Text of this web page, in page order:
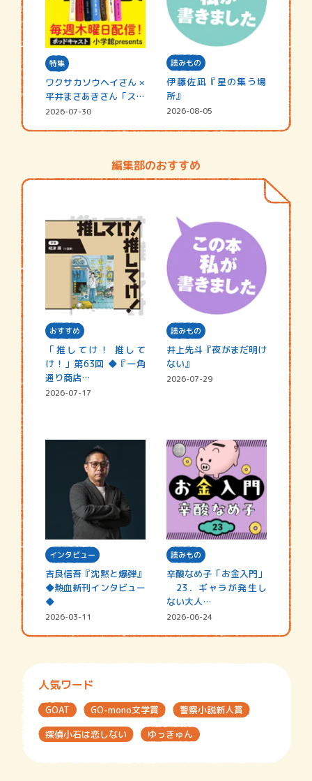
特集
ワクサカソウヘイさん ×
平井まさあきさん「スペ
シャ…
2026-07-30
読みもの
伊藤佐凪『星の集う場
所』
2026-08-05
編集部のおすすめ
おすすめ
「推してけ！ 推して
け！」第63回 ◆『一角
通り商店…
2026-07-17
読みもの
井上先斗『夜がまだ明け
ない』
2026-07-29
インタビュー
吉良信吾『沈黙と爆弾』
◆熱血新刊インタビュー
◆
2026-03-11
読みもの
辛酸なめ子「お金入門」
23．ギャラが発生し
ない大人…
2026-06-24
人気ワード
GOAT GO-mono文学賞
警察小説新人賞
探偵小石は恋しない
ゆっきゅん